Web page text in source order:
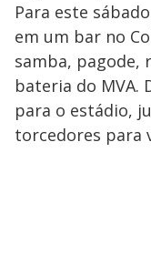
Para este
em um bar no
samba, pagode,
bateria do MVA.
para o estádio,
torcedores para